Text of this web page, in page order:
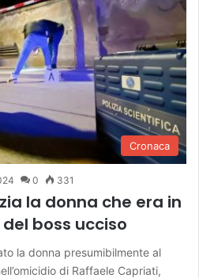
Cronaca
0 331
la donna che era in
boss ucciso
la donna presumibilmente al
di Raffaele Capriati,